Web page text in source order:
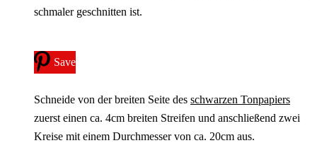
schmaler geschnitten ist.
Save
Schneide von der breiten Seite des schwarzen Tonpapiers
zuerst einen ca. 4cm breiten Streifen und anschließend zwei
Kreise mit einem Durchmesser von ca. 20cm aus.